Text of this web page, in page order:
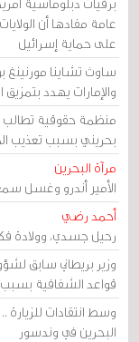
عامة مفادها أن
على حماية إسرائيل
ساوث تشاينا مورنينغ
والإمارات يهدد
منظمة حقوقية تطالب
بحريني بسبب تعذيب
مرآة البحرين
الأمير أندرو وغسل
أحمد رضي
رحيل جسدي، وولادة
وزير بريطاني سابق
قواعد الشفافية
وسط انتقادات
البحرين في وندسور